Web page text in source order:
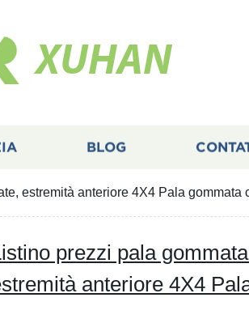
XUHAN
BLOG
estremità anteriore 4X4 Pala gommata
prezzi pala
anteriore 4X4